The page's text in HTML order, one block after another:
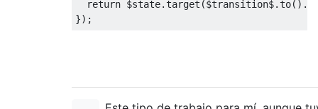
return $state.target ($transition$.to().
});